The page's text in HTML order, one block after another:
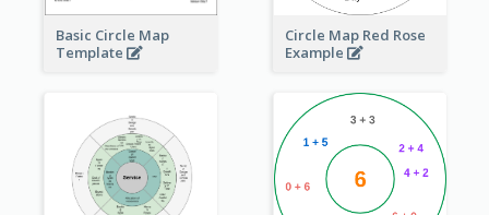
Basic Circle Map
Template
Circle Map Red Rose
Example